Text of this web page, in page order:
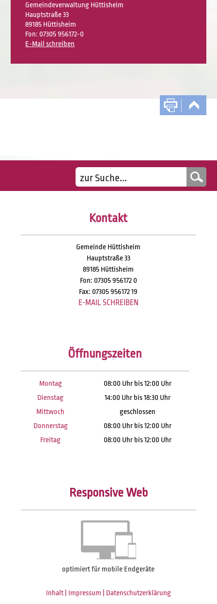
Gemeindeverwaltung Hüttisheim
Hauptstraße 33
89185 Hüttisheim
Fon: 07305 956172-0
E-Mail schreiben
Kontakt
Gemeinde Hüttisheim
Hauptstraße 33
89185 Hüttisheim
Fon: 07305 956172 0
Fax: 07305 956172 19
E-MAIL SCHREIBEN
Öffnungszeiten
Montag
08:00 Uhr bis 12:00 Uhr
Dienstag
14:00 Uhr bis 18:30 Uhr
Mittwoch
geschlossen
Donnerstag
08:00 Uhr bis 12:00 Uhr
Freitag
08:00 Uhr bis 12:00 Uhr
Responsive Web
optimiert für mobile Endgeräte
Inhalt| Impressum Datenschutzerklärung